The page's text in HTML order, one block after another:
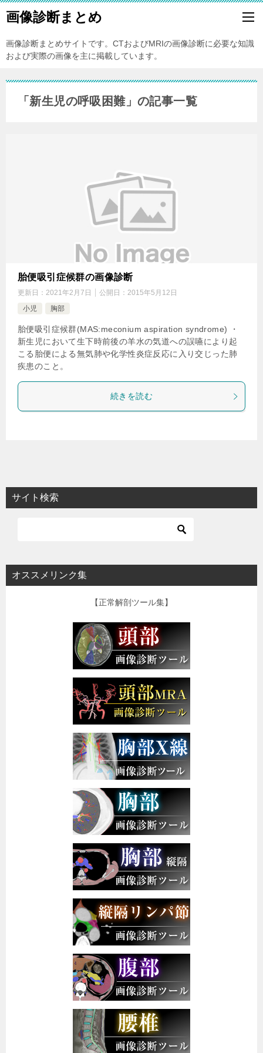
画像診断まとめ
画像診断まとめサイトです。CTおよびMRIの画像診断に必要な知識
および実際の画像を主に掲載しています。
「新生児の呼吸困難」の記事一覧
胎便吸引症候群の画像診断
更新日： 2021年2月7日 公開日： 2015年5月12日
小児
胸部
胎便吸引症候群(MAS:meconium aspiration syndrome) ・
新生児において生下時前後の羊水の気道への誤嚥により起
こる胎便による無気肺や化学性炎症反応に入り交じった肺
疾患のこと。
続きを読む
サイト検索
オススメリンク集
【正常解剖ツール集】